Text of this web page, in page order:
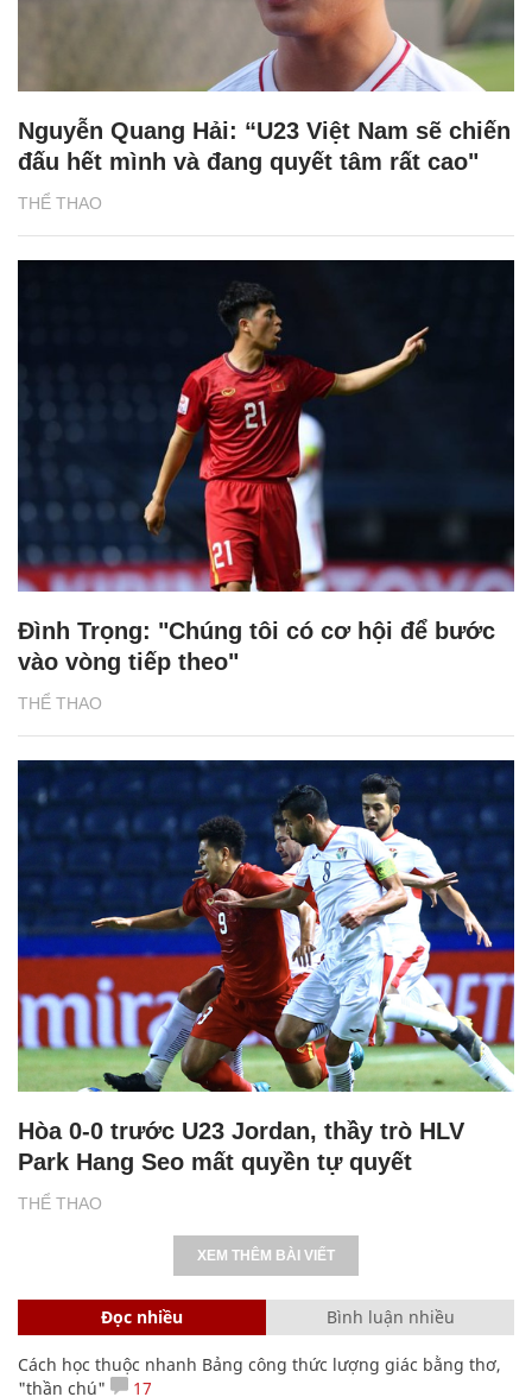
THỂ THAO
Nguyễn Quang Hải: “U23 Việt Nam sẽ chiến
đấu hết mình và đang quyết tâm rất cao"
THỂ THAO
Đình Trọng: "Chúng tôi có cơ hội để bước
vào vòng tiếp theo"
THỂ THAO
Hòa 0-0 trước U23 Jordan, thầy trò HLV
Park Hang Seo mất quyền tự quyết
XEM THÊM BÀI VIẾT
Đọc nhiều Bình luận nhiều
Cách học thuộc nhanh Bảng công thức lượng giác bằng thơ,
"thần chú"
17